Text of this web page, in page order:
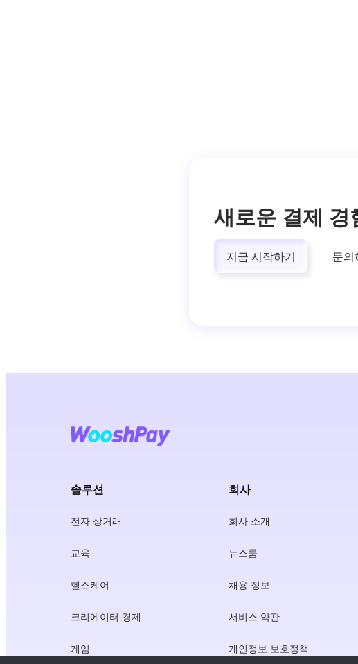
새로운 결제 경
지금 시작하기 문의
솔루션
전자 상거래
교육
헬스케어
크리에이터 경제
게임
회사
회사 소개
뉴스룸
채용 정보
서비스 약관
개인정보 보호정책